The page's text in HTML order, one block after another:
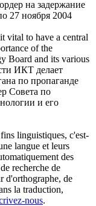
на задержание
27 ноября 2004
vital to have a central
of the
Board and its various
ИКТ делает
по пропаганде
Совета по
и его
linguistiques, c'est-
langue et leurs
des
recherche de
d'orthographe, de
la traduction,
nous.